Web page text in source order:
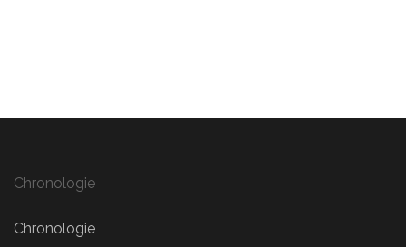
Chronologie
Chronologie